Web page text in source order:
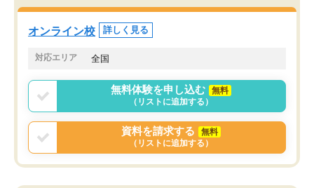
オンライン校 詳しく見る
対応エリア 全国
無料体験を申し込む
無料
（リストに追加する）
資料を請求する
無料
（リストに追加する）